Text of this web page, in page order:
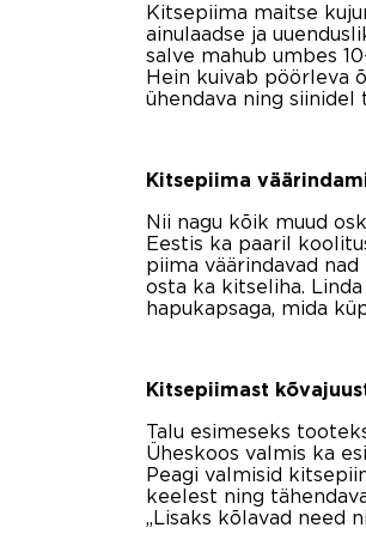
Kitsepiima maitse
ainulaadse ja
salve mahub umbes
Hein kuivab pöörleva
ühendava ning siinidel
Kitsepiima
Nii nagu kõik muud
Eestis ka paaril
piima väärindavad
osta ka kitseliha.
hapukapsaga, mida
Kitsepiimast
Talu esimeseks
Üheskoos valmis ka
Peagi valmisid
keelest ning
„Lisaks kõlavad need